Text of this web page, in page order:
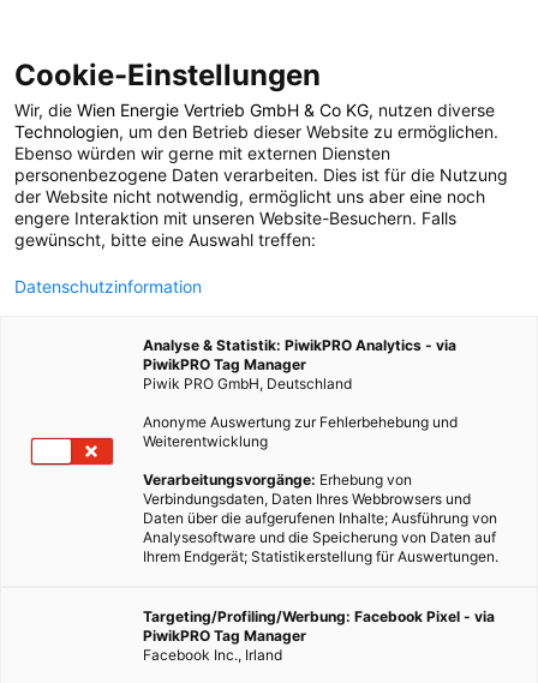
POSTS BY TAG
gelbe Tonne
1 BEITRAG
Cookie-Einstellungen
Wir, die Wien Energie Vertrieb GmbH & Co KG, nutzen diverse
Technologien, um den Betrieb dieser Website zu ermöglichen.
Ebenso würden wir gerne mit externen Diensten
personenbezogene Daten verarbeiten. Dies ist für die Nutzung
der Website nicht notwendig, ermöglicht uns aber eine noch
engere Interaktion mit unseren Website-Besuchern. Falls
gewünscht, bitte eine Auswahl treffen:
Datenschutzinformation
Analyse & Statistik: PiwikPRO Analytics - via
PiwikPRO Tag Manager
Piwik PRO GmbH, Deutschland
Anonyme Auswertung zur Fehlerbehebung und
Weiterentwicklung
Verarbeitungsvorgänge: Erhebung von
Verbindungsdaten, Daten Ihres Webbrowsers und
Daten über die aufgerufenen Inhalte; Ausführung von
Analysesoftware und die Speicherung von Daten auf
Ihrem Endgerät; Statistikerstellung für Auswertungen.
Targeting/Profiling/Werbung: Facebook Pixel - via
PiwikPRO Tag Manager
Facebook Inc., Irland